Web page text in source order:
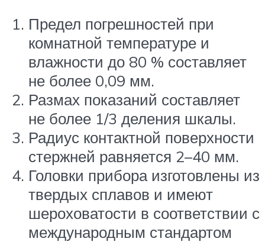
Предел погрешностей при
комнатной температуре и
влажности до 80 % составляет
не более 0,09 мм.
Размах показаний составляет
не более 1/3 деления шкалы.
Радиус контактной поверхности
стержней равняется 2–40 мм.
Головки прибора изготовлены из
твердых сплавов и имеют
шероховатости в соответствии с
международным стандартом